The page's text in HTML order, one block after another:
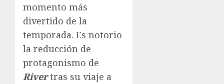
momento más
divertido de la
temporada. Es notorio
la reducción de
protagonismo de
Rivertras su viaje a